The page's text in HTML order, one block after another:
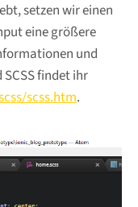
setzen wir einen
eine größere
und
SCSS findet ihr
scss.htm.